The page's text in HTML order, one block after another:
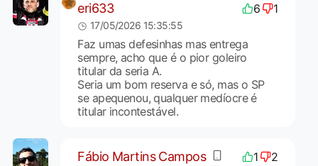
eri633 6 1
17/05/2026 15:35:55
Faz umas defesinhas mas entrega
sempre, acho que é o pior goleiro
titular da seria A.
Seria um bom reserva e só, mas o SP
se apequenou, qualquer medíocre é
titular incontestável.
Fábio Martins Campos 1 2